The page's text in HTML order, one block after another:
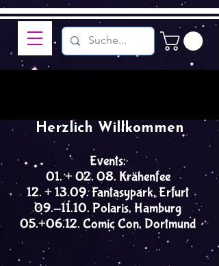
Events:
01. + 02. 08. Krähenfee
12. + 13.09. Fantasypark, Erfurt
09.-11.10. Polaris, Hamburg
05.+06.12. Comic Con, Dortmund
Herzlich Willkommen